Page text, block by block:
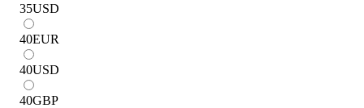
35USD
40EUR
40USD
40GBP